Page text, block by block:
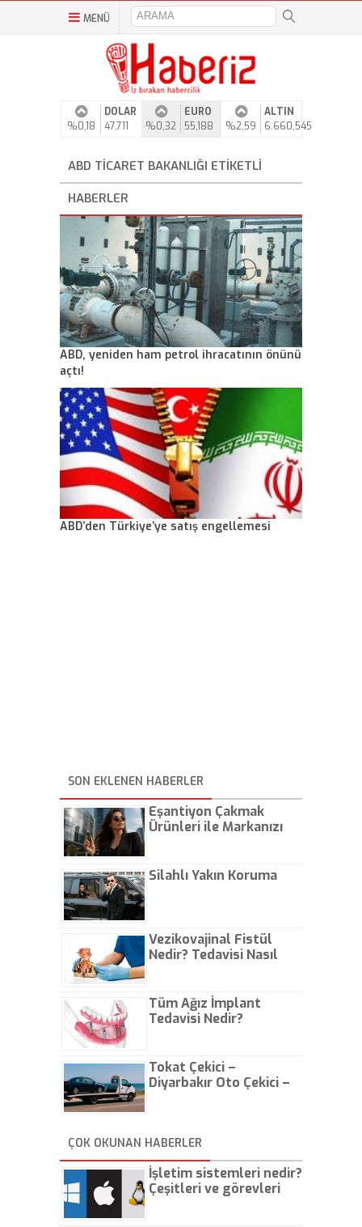
MENÜ
%0,18
DOLAR
47,711
%0,32
EURO
55,188
%2,59
ALTIN
6.660,545
ABD TICARET BAKANLIĞI ETIKETLI
HABERLER
ABD, yeniden ham petrol ihracatının önünü
açtı!
ABD’den Türkiye’ye satış engellemesi
SON EKLENEN HABERLER
Eşantiyon Çakmak
Ürünleri ile Markanızı
Silahlı Yakın Koruma
Vezikovajinal Fistül
Nedir? Tedavisi Nasıl
Tüm Ağız İmplant
Tedavisi Nedir?
Tokat Çekici –
Diyarbakır Oto Çekici –
ÇOK OKUNAN HABERLER
İşletim sistemleri nedir?
Çeşitleri ve görevleri